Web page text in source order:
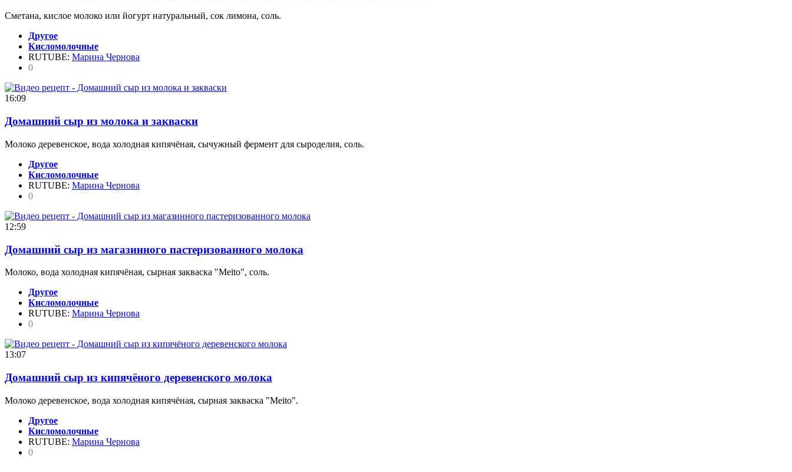
Сметана, кислое молоко или йогурт натуральный, сок лимона, соль.
Другое
Кисломолочные
RUTUBE: Марина Чернова
0
16:09
Домашний сыр из молока и закваски
Молоко деревенское, вода холодная кипячёная, сычужный фермент для сыроделия, соль.
Другое
Кисломолочные
RUTUBE: Марина Чернова
0
12:59
Домашний сыр из магазинного пастеризованного молока
Молоко, вода холодная кипячёная, сырная закваска "Meito", соль.
Другое
Кисломолочные
RUTUBE: Марина Чернова
0
13:07
Домашний сыр из кипячёного деревенского молока
Молоко деревенское, вода холодная кипячёная, сырная закваска "Meito".
Другое
Кисломолочные
RUTUBE: Марина Чернова
0